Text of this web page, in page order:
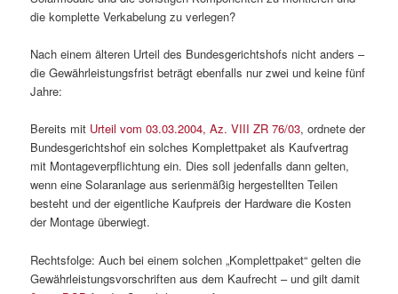
die komplette Verkabelung zu verlegen?
Nach einem älteren Urteil des Bundesgerichtshofs nicht anders –
die Gewährleistungsfrist beträgt ebenfalls nur zwei und keine fünf
Jahre:
Bereits mit Urteil vom 03.03.2004, Az. VIII ZR 76/03, ordnete der
Bundesgerichtshof ein solches Komplettpaket als Kaufvertrag
mit Montageverpflichtung ein. Dies soll jedenfalls dann gelten,
wenn eine Solaranlage aus serienmäßig hergestellten Teilen
besteht und der eigentliche Kaufpreis der Hardware die Kosten
der Montage überwiegt.
Rechtsfolge: Auch bei einem solchen „Komplettpaket“ gelten die
Gewährleistungsvorschriften aus dem Kaufrecht – und gilt damit